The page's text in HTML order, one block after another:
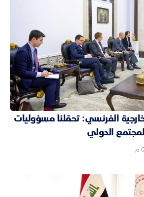
الفرنسي: تحمّلنا مسؤوليات
الدولي